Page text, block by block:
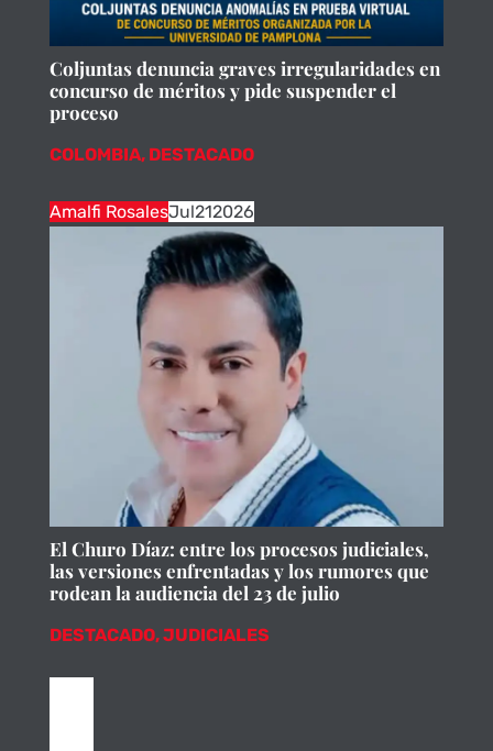
Coljuntas denuncia graves irregularidades en
concurso de méritos y pide suspender el
proceso
COLOMBIA, DESTACADO
Amalfi RosalesJul212026
El Churo Díaz: entre los procesos judiciales,
las versiones enfrentadas y los rumores que
rodean la audiencia del 23 de julio
DESTACADO,JUDICIALES